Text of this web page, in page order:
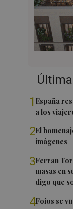
1 España
a los
2El
imágenes
3Ferran
masas en
digo que
4Foios se